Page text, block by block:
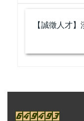
【誠徵人才